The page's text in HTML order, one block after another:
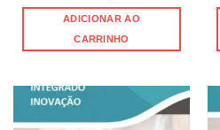
ADICIONAR AO
CARRINHO